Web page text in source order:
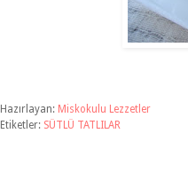
Hazırlayan: Miskokulu Lezzetler
Etiketler: SÜTLÜ TATLILAR